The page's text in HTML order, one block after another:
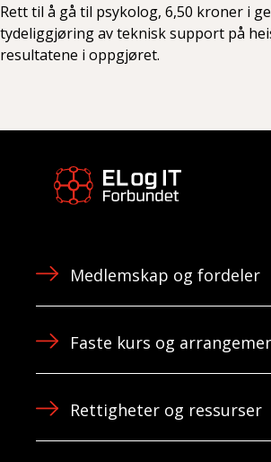
Rett til å gå til psykolog, 6,50 kroner i
tydeliggjøring av teknisk support på
resultatene i oppgjøret.
Medlemskap og fordeler
Faste kurs og
Rettigheter og ressurser